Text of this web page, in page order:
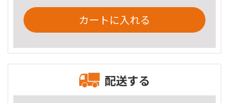
カートに入れる
配送する